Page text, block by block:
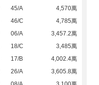
45/A
4,570萬
46/C
4,785萬
06/A
3,457.2萬
18/C
3,485萬
17/B
4,002.4萬
26/A
3,605.8萬